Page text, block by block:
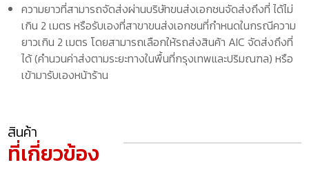
ความยาวที่สามารถจัดส่งผ่านบริษัทขนส่งเอกชนจัดส่งถึงที่ ได้ไม่
เกิน 2 เมตร หรือรับเองที่สาขาขนส่งเอกชนที่กำหนดในกรณีความ
ยาวเกิน 2 เมตร โดยสามารถเลือกให้รถส่งสินค้า AIC จัดส่งถึงที่
ได้ (คำนวนค่าส่งตามระยะทางในพื้นที่กรุงเทพและปริมณฑล) หรือ
เข้ามารับเองหน้าร้าน
สินค้า
ที่เกี่ยวข้อง